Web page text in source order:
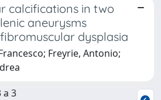
calcifications in two
aneurysms
dysplasia
Freyrie, Antonio;
a 3